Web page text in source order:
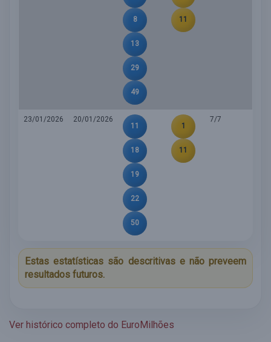
8
13
29
49
11
23/01/2026
20/01/2026
11
18
19
22
50
1
11
7/7
Estas estatísticas são descritivas e não preveem
resultados futuros.
Ver histórico completo do EuroMilhões